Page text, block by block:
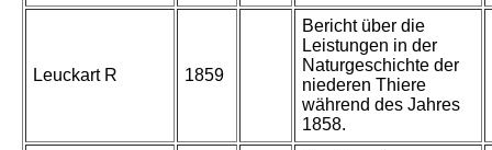
Leuckart R 1859
Bericht über die
Leistungen in der
Naturgeschichte der
niederen Thiere
während des Jahres
1858.